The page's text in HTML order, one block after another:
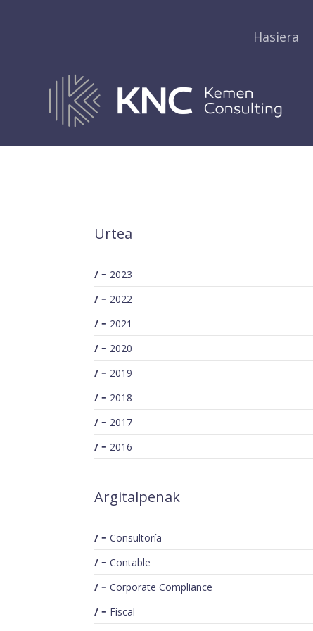
Hasiera
Urtea
2023
2022
2021
2020
2019
2018
2017
2016
Argitalpenak
Consultoría
Contable
Corporate Compliance
Fiscal